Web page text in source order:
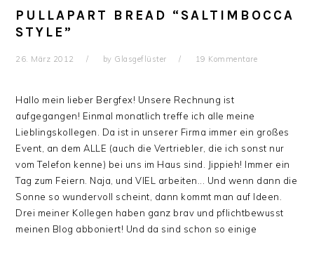
PULLAPART BREAD “SALTIMBOCCA
STYLE”
26. März 2012 by Glasgeflüster 19 Kommentare
Hallo mein lieber Bergfex! Unsere Rechnung ist
aufgegangen! Einmal monatlich treffe ich alle meine
Lieblingskollegen. Da ist in unserer Firma immer ein großes
Event, an dem ALLE (auch die Vertriebler, die ich sonst nur
vom Telefon kenne) bei uns im Haus sind. Jippieh! Immer ein
Tag zum Feiern. Naja, und VIEL arbeiten... Und wenn dann die
Sonne so wundervoll scheint, dann kommt man auf Ideen.
Drei meiner Kollegen haben ganz brav und pflichtbewusst
meinen Blog abboniert! Und da sind schon so einige